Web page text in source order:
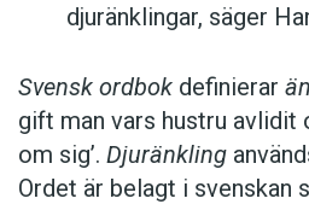
djuränklingar, säger
Svensk ordbok definierar
gift man vars hustru
om sig’. Djuränkling
Ordet är belagt i svenskan